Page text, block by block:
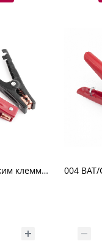
003 BAT/CLM Зажим клеммы АКБ 17,5см цвет маркировкой полярности полностью изолир медная вставка 2шт